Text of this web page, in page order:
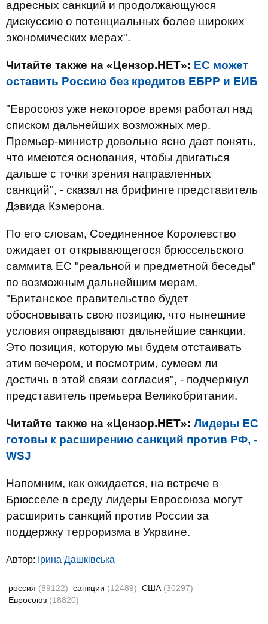
адресных санкций и продолжающуюся
дискуссию о потенциальных более широких
экономических мерах".
Читайте также на «Цензор.НЕТ»: ЕС может
оставить Россию без кредитов ЕБРР и ЕИБ
"Евросоюз уже некоторое время работал над
списком дальнейших возможных мер.
Премьер-министр довольно ясно дает понять,
что имеются основания, чтобы двигаться
дальше с точки зрения направленных
санкций", - сказал на брифинге представитель
Дэвида Кэмерона.
По его словам, Соединенное Королевство
ожидает от открывающегося брюссельского
саммита ЕС "реальной и предметной беседы"
по возможным дальнейшим мерам.
"Британское правительство будет
обосновывать свою позицию, что нынешние
условия оправдывают дальнейшие санкции.
Это позиция, которую мы будем отстаивать
этим вечером, и посмотрим, сумеем ли
достичь в этой связи согласия", - подчеркнул
представитель премьера Великобритании.
Читайте также на «Цензор.НЕТ»: Лидеры ЕС
готовы к расширению санкций против РФ, -
WSJ
Напомним, как ожидается, на встрече в
Брюсселе в среду лидеры Евросоюза могут
расширить санкций против России за
поддержку терроризма в Украине.
Автор: Ірина Дашківська
россия (89122) санкции (12489) США (30297)
Евросоюз (18820)